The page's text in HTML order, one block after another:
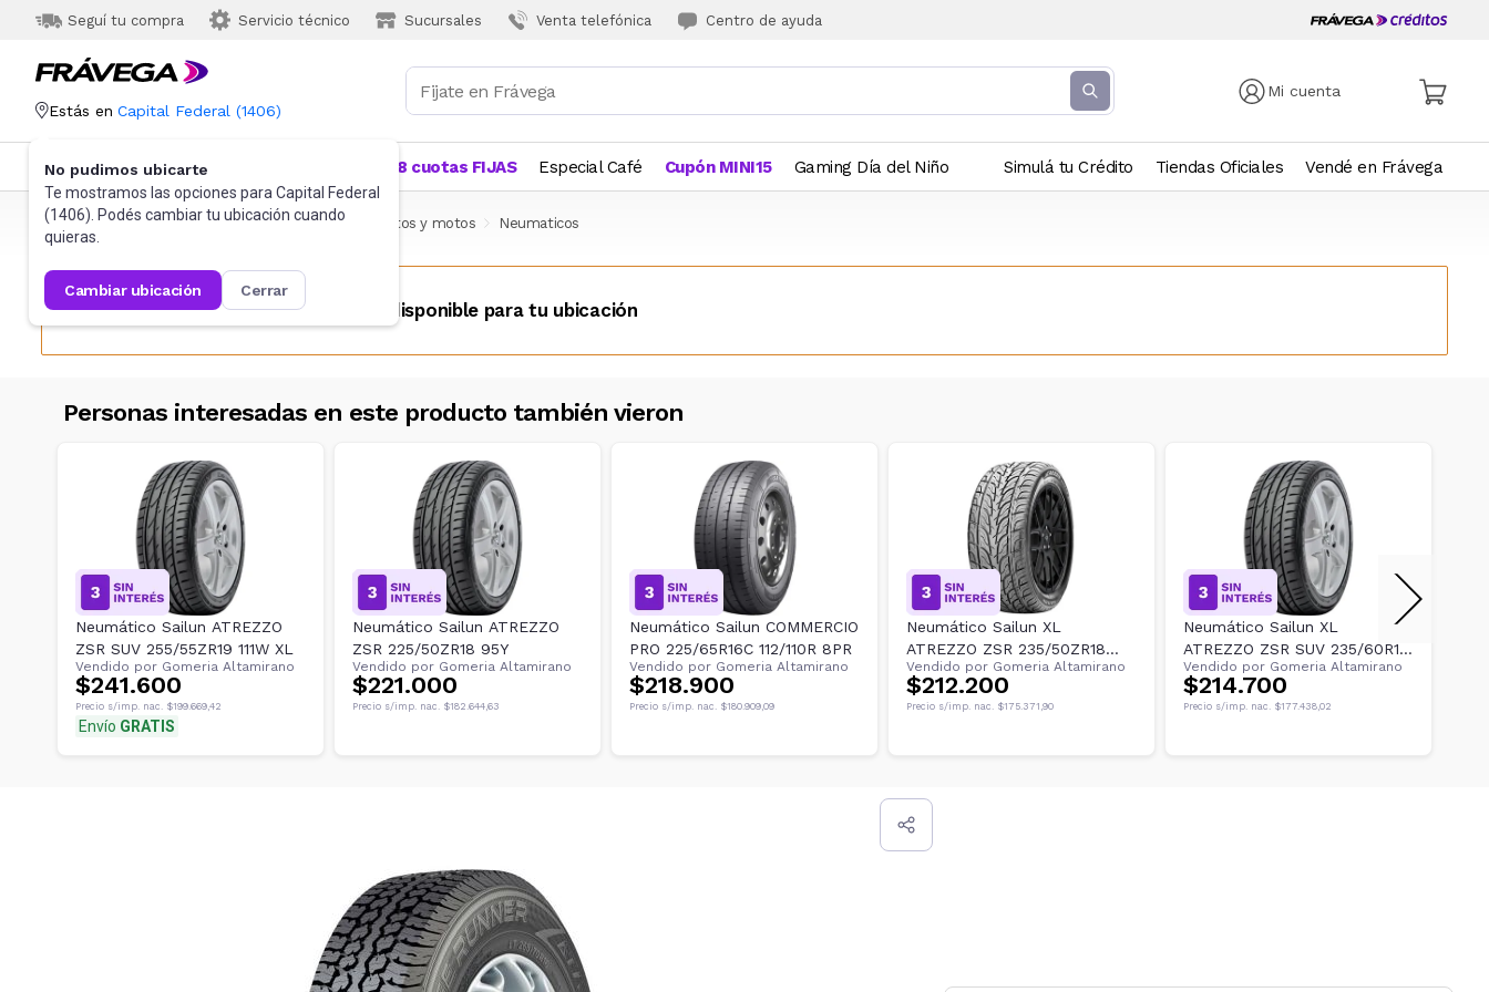
Seguí tu compra Servicio técnico Sucursales Venta telefónica Centro de ayuda
Mi cuenta
Estás en Capital Federal (1406)
No pudimos ubicarte
Te mostramos las opciones para Capital Federal
(1406). Podés cambiar tu ubicación cuando
quieras.
cambiar ubicación cerrar
Categorías Más Vendidos 18 cuotas FIJAS Especial Café Cupón MINI15 Gaming Día del Niño Simulá tu Crédito Tiendas Oficiales Vendé en Frávega
Frávega Autos, Motos y Otros Accesorios para autos y motos Neumaticos
Este producto no se encuentra disponible para tu ubicación
Personas interesadas en este producto también vieron
Neumático Sailun ATREZZO
ZSR SUV 255/55ZR19 111W XL
Vendido por Gomeria Altamirano
$241.600
Precio s/imp. nac. $199.669,42
Envío GRATIS
Neumático Sailun ATREZZO
ZSR 225/50ZR18 95Y
Vendido por Gomeria Altamirano
$221.000
Precio s/imp. nac. $182.644,63
Neumático Sailun COMMERCIO
PRO 225/65R16C 112/110R 8PR
Vendido por Gomeria Altamirano
$218.900
Precio s/imp. nac. $180.909,09
Neumático Sailun XL
ATREZZO ZSR 235/50ZR18
101Y
Vendido por Gomeria Altamirano
$212.200
Precio s/imp. nac. $175.371,90
Neumático Sailun XL
ATREZZO ZSR SUV 235/60R18
107V
Vendido por Gomeria Altamirano
$214.700
Precio s/imp. nac. $177.438,02